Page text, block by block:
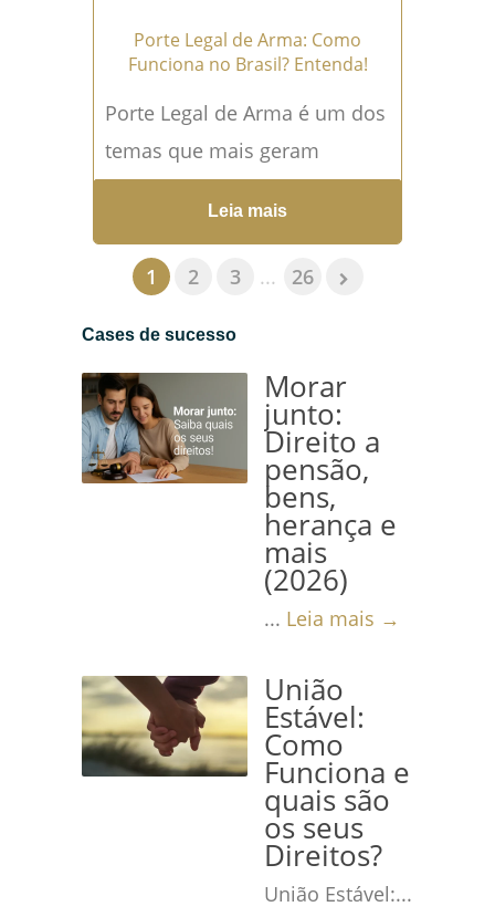
Porte Legal de Arma: Como
Funciona no Brasil? Entenda!
Porte Legal de Arma é um dos
temas que mais geram
dúvidas no Brasil,
principalmente porque muita
gente confunde o direito de
ter...Leia mais →
Leia mais
1 2 3 ... 26
Cases de sucesso
Morar
junto:
Direito a
pensão,
bens,
herança e
mais
(2026)
... Leia mais →
União
Estável:
Como
Funciona e
quais são
os seus
Direitos?
União Estável:...